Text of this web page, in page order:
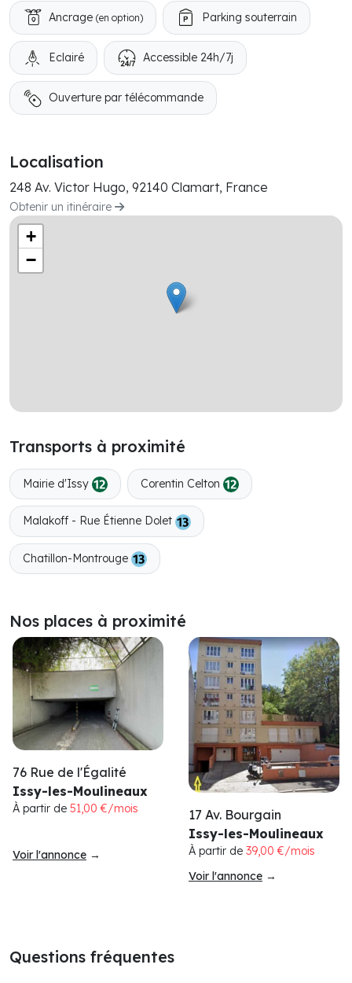
Ancrage (en option) Parking souterrain
Eclairé Accessible 24h/7j
Ouverture par télécommande
Localisation
248 Av. Victor Hugo, 92140 Clamart, France
Obtenir un itinéraire
+
−
Transports à proximité
Mairie d'Issy Corentin Celton
Malakoff - Rue Étienne Dolet
Chatillon-Montrouge
Nos places à proximité
76 Rue de l'Égalité
Issy-les-Moulineaux
À partir de 51,00 €/mois
Voir l'annonce →
17 Av. Bourgain
Issy-les-Moulineaux
À partir de 39,00 €/mois
Voir l'annonce →
Questions fréquentes